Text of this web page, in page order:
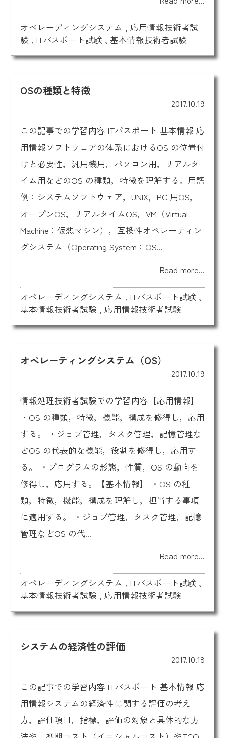
オペレーディングシステム , 応用情報技術者試
験 , ITパスポート試験 , 基本情報技術者試験
OSの種類と特徴
2017.10.19
この記事での学習内容 ITパスポート 基本情報 応
用情報ソフトウェアの体系におけるOS の位置付
けと必要性，汎用機用，パソコン用，リアルタ
イム用などのOS の種類，特徴を理解する。用語
例：システムソフトウェア，UNIX，PC 用OS，
オープンOS，リアルタイムOS，VM（Virtual
Machine：仮想マシン），互換性オペレーティン
グシステム（Operating System：OS...
Read more...
オペレーディングシステム , ITパスポート試験 ,
基本情報技術者試験 , 応用情報技術者試験
オペレーティングシステム（OS）
2017.10.19
情報処理技術者試験での学習内容【応用情報】
・OS の種類，特徴，機能，構成を修得し，応用
する。 ・ジョブ管理，タスク管理，記憶管理な
どOS の代表的な機能，役割を修得し，応用す
る。 ・プログラムの形態，性質，OS の動向を
修得し，応用する。【基本情報】 ・OS の種
類，特徴，機能，構成を理解し，担当する事項
に適用する。 ・ジョブ管理，タスク管理，記憶
管理などOS の代...
Read more...
オペレーディングシステム , ITパスポート試験 ,
基本情報技術者試験 , 応用情報技術者試験
システムの経済性の評価
2017.10.18
この記事での学習内容 ITパスポート 基本情報 応
用情報システムの経済性に関する評価の考え
方，評価項目，指標，評価の対象と具体的な方